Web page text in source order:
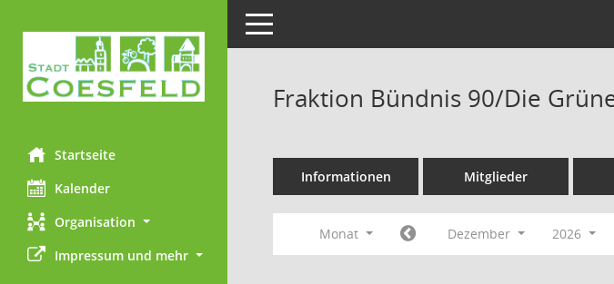
Startseite
Kalender
Organisation
Impressum und mehr
Toggle navigation
Fraktion Bündnis 90/Die
Informationen Mitglieder
Monat Dezember 2026